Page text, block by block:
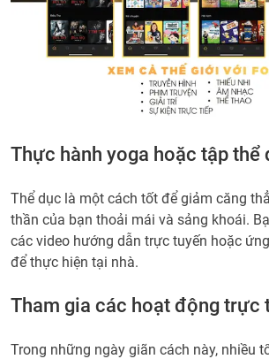
Thực hành yoga hoặc tập thể
Thể dục là một cách tốt để giảm căng
thần của bạn thoải mái và sảng khoái.
các video hướng dẫn trực tuyến hoặc
để thực hiện tại nhà.
Tham gia các hoạt động trực
Trong những ngày giãn cách này, nhiều